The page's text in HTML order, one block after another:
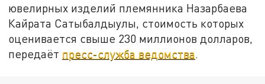
ювелирных изделий племянника Назарбаева
Кайрата Сатыбалдыулы, стоимость которых
оценивается свыше 230 миллионов долларов,
передаёт пресс-служба ведомства.